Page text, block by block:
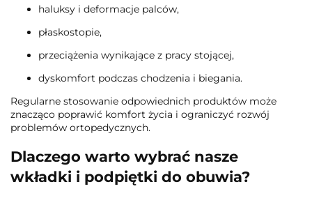
haluksy i deformacje palców,
płaskostopie,
przeciążenia wynikające z pracy stojącej,
dyskomfort podczas chodzenia i biegania.
Regularne stosowanie odpowiednich produktów może
znacząco poprawić komfort życia i ograniczyć rozwój
problemów ortopedycznych.
Dlaczego warto wybrać nasze
wkładki i podpiętki do obuwia?